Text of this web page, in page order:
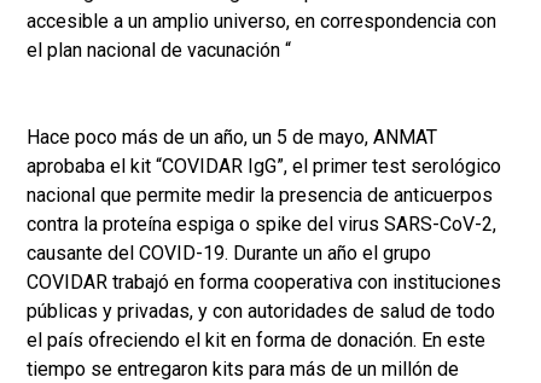
accesible a un amplio universo, en correspondencia con
el plan nacional de vacunación “
Hace poco más de un año, un 5 de mayo, ANMAT
aprobaba el kit “COVIDAR IgG”, el primer test serológico
nacional que permite medir la presencia de anticuerpos
contra la proteína espiga o spike del virus SARS-CoV-2,
causante del COVID-19. Durante un año el grupo
COVIDAR trabajó en forma cooperativa con instituciones
públicas y privadas, y con autoridades de salud de todo
el país ofreciendo el kit en forma de donación. En este
tiempo se entregaron kits para más de un millón de